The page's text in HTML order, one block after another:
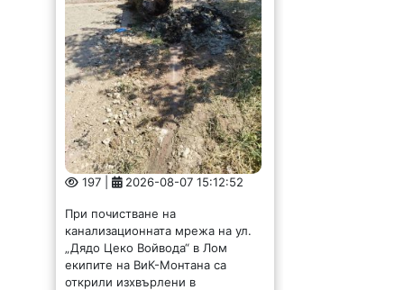
197 | 2026-08-07 15:12:52
При почистване на
канализационната мрежа на ул.
„Дядо Цеко Войвода“ в Лом
екипите на ВиК-Монтана са
открили изхвърлени в